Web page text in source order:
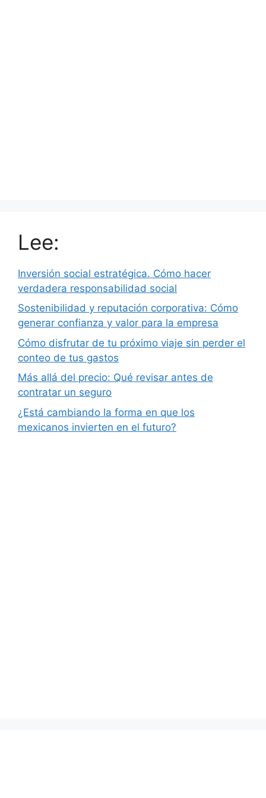
Lee:
Inversión social estratégica. Cómo hacer
verdadera responsabilidad social
Sostenibilidad y reputación corporativa: Cómo
generar confianza y valor para la empresa
Cómo disfrutar de tu próximo viaje sin perder el
conteo de tus gastos
Más allá del precio: Qué revisar antes de
contratar un seguro
¿Está cambiando la forma en que los
mexicanos invierten en el futuro?